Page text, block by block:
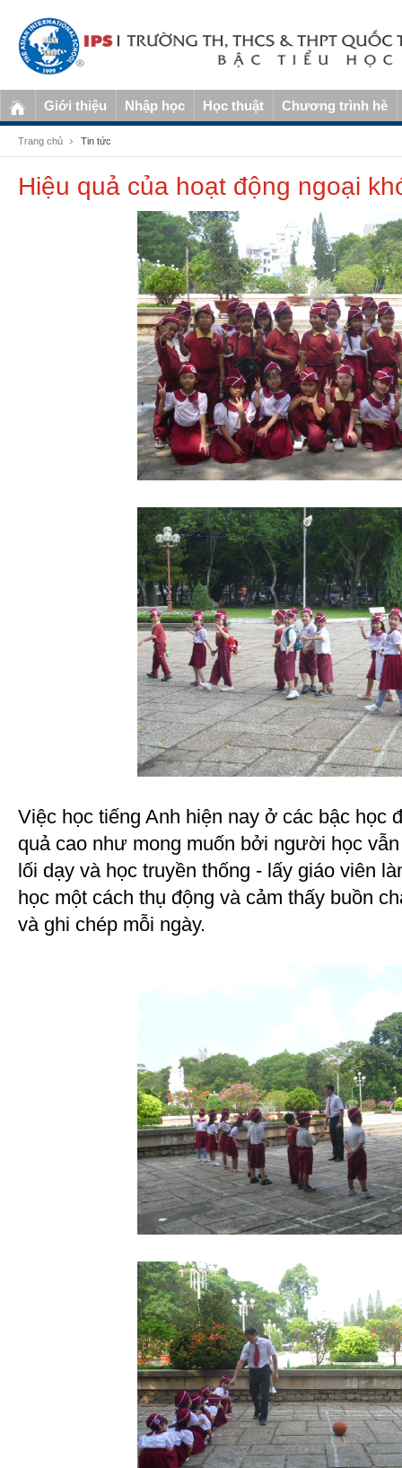
Giới thiệu Nhập học Học thuật Chương trình hè
Trang chủ Tin tức
Hiệu quả của hoạt động ngoại
Việc học tiếng Anh hiện nay ở các bậc học
quả cao như mong muốn bởi người học
lối dạy và học truyền thống - lấy giáo viên
học một cách thụ động và cảm thấy buồn
và ghi chép mỗi ngày.